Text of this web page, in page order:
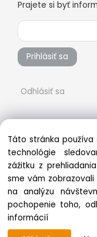
Prajete si byť
Prihlásiť sa
Odhlásiť sa
Copyright ©
Táto stránka
technológie
zážitku z
sme vám
na analýzu
pochopenie toho,
informácií